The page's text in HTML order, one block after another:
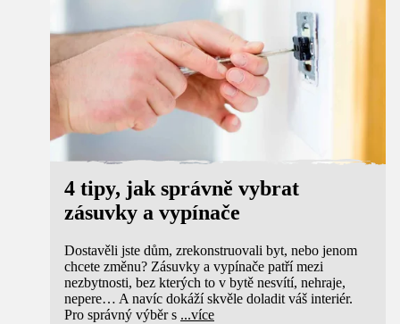
4 tipy, jak správně vybrat
zásuvky a vypínače
Dostavěli jste dům, zrekonstruovali byt, nebo jenom
chcete změnu? Zásuvky a vypínače patří mezi
nezbytnosti, bez kterých to v bytě nesvítí, nehraje,
nepere… A navíc dokáží skvěle doladit váš interiér.
Pro správný výběr s ...více